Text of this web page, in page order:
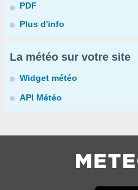
PDF
Plus d'info
La météo sur votre site
Widget météo
API Météo